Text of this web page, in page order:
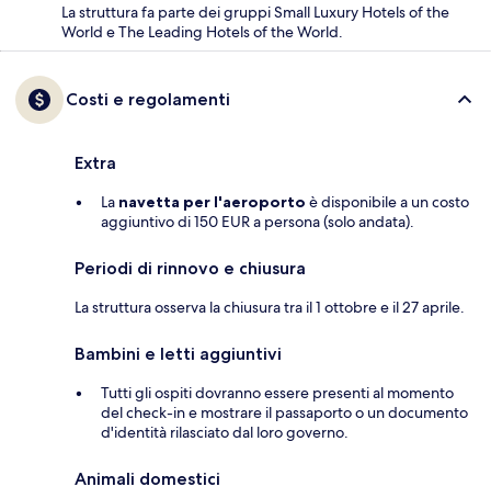
La struttura fa parte dei gruppi Small Luxury Hotels of the
World e The Leading Hotels of the World.
Costi e regolamenti
Extra
La navetta per l'aeroporto è disponibile a un costo
aggiuntivo di 150 EUR a persona (solo andata).
Periodi di rinnovo e chiusura
La struttura osserva la chiusura tra il 1 ottobre e il 27 aprile.
Bambini e letti aggiuntivi
Tutti gli ospiti dovranno essere presenti al momento
del check-in e mostrare il passaporto o un documento
d'identità rilasciato dal loro governo.
Animali domestici